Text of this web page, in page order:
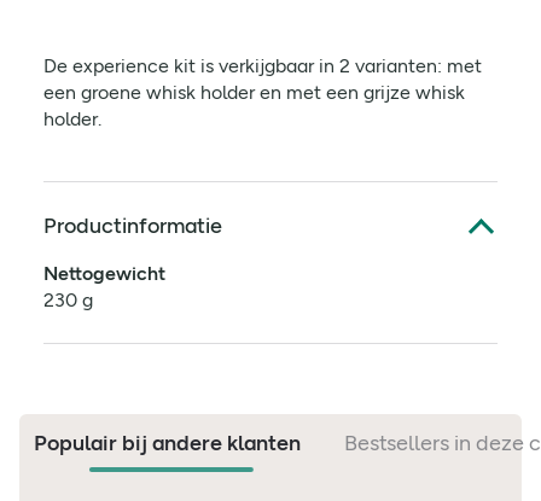
De experience kit is verkijgbaar in 2 varianten: met
een groene whisk holder en met een grijze whisk
holder.
Productinformatie
Nettogewicht
230 g
Populair bij andere klanten Bestsellers in deze